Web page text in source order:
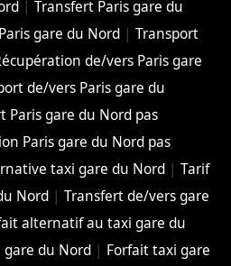
|Transfert Paris gare du
gare du Nord |Transport
de/vers Paris gare
de/vers Paris gare du
Paris gare du Nord pas
Paris gare du Nord pas
taxi gare du Nord| Tarif
Nord| Transfert de/vers gare
alternatif au taxi gare du
gare du Nord | Forfait taxi gare